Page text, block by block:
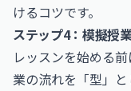
けるコツです。
ステップ4：模擬授
レッスンを始める
業の流れを「型」